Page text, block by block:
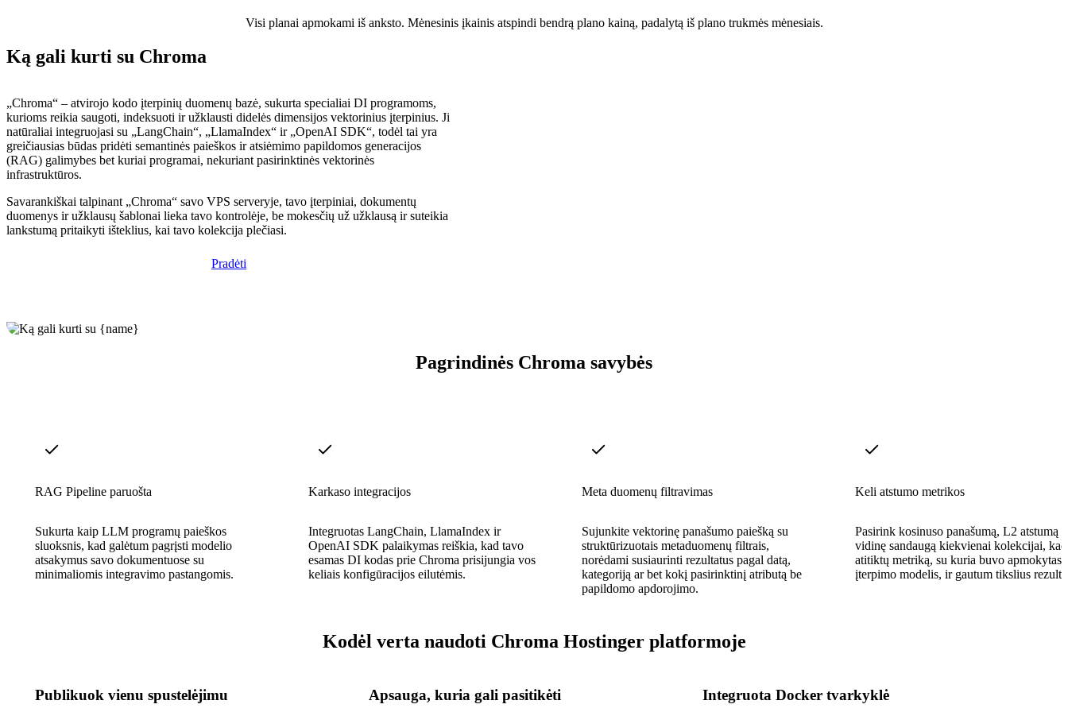
Visi planai apmokami iš anksto. Mėnesinis įkainis atspindi bendrą plano kainą, padalytą iš plano trukmės mėnesiais.
Ką gali kurti su Chroma
„Chroma“ – atvirojo kodo įterpinių duomenų bazė, sukurta specialiai DI programoms,
kurioms reikia saugoti, indeksuoti ir užklausti didelės dimensijos vektorinius įterpinius. Ji
natūraliai integruojasi su „LangChain“, „LlamaIndex“ ir „OpenAI SDK“, todėl tai yra
greičiausias būdas pridėti semantinės paieškos ir atsiėmimo papildomos generacijos
(RAG) galimybes bet kuriai programai, nekuriant pasirinktinės vektorinės
infrastruktūros.
Savarankiškai talpinant „Chroma“ savo VPS serveryje, tavo įterpiniai, dokumentų
duomenys ir užklausų šablonai lieka tavo kontrolėje, be mokesčių už užklausą ir suteikia
lankstumą pritaikyti išteklius, kai tavo kolekcija plečiasi.
Pradėti
Pagrindinės Chroma savybės
RAG Pipeline paruošta
Sukurta kaip LLM programų paieškos
sluoksnis, kad galėtum pagrįsti modelio
atsakymus savo dokumentuose su
minimaliomis integravimo pastangomis.
Karkaso integracijos
Integruotas LangChain, LlamaIndex ir
OpenAI SDK palaikymas reiškia, kad tavo
esamas DI kodas prie Chroma prisijungia vos
keliais konfigūracijos eilutėmis.
Meta duomenų filtravimas
Sujunkite vektorinę panašumo paiešką su
struktūrizuotais metaduomenų filtrais,
norėdami susiaurinti rezultatus pagal datą,
kategoriją ar bet kokį pasirinktinį atributą be
papildomo apdorojimo.
Keli atstumo metrikos
Pasirink kosinuso panašumą, L2 atstumą
vidinę sandaugą kiekvienai kolekcijai, kad
atitiktų metriką, su kuria buvo apmokytas
įterpimo modelis, ir gautum tikslius
Kodėl verta naudoti Chroma Hostinger platformoje
Publikuok vienu spustelėjimu Apsauga, kuria gali pasitikėti Integruota Docker tvarkyklė